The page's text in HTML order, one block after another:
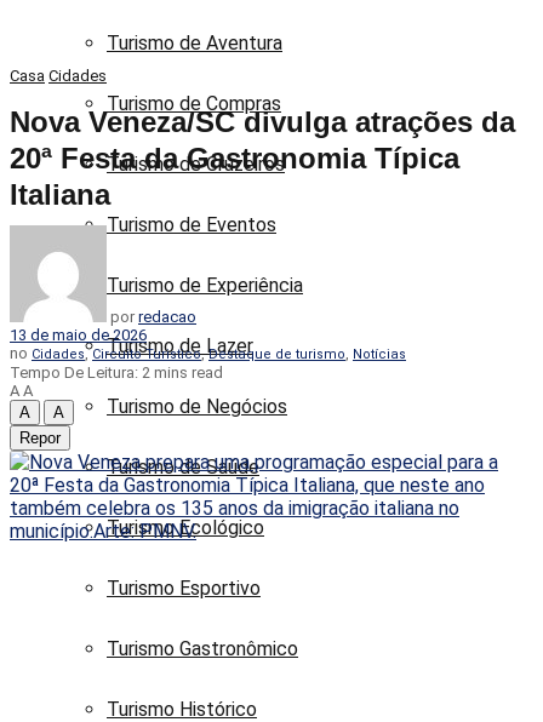
Turismo de Aventura
Turismo de Compras
Turismo de Cruzeiros
Turismo de Eventos
Turismo de Experiência
Turismo de Lazer
Turismo de Negócios
Turismo de Saúde
Turismo Ecológico
Turismo Esportivo
Turismo Gastronômico
Turismo Histórico
Casa Cidades
Nova Veneza/SC divulga atrações da
20ª Festa da Gastronomia Típica
Italiana
por redacao
13 de maio de 2026
no Cidades,Circuito Turistico,Destaque de turismo Notícias
Tempo De Leitura: 2 mins read
A A
A
A
Repor